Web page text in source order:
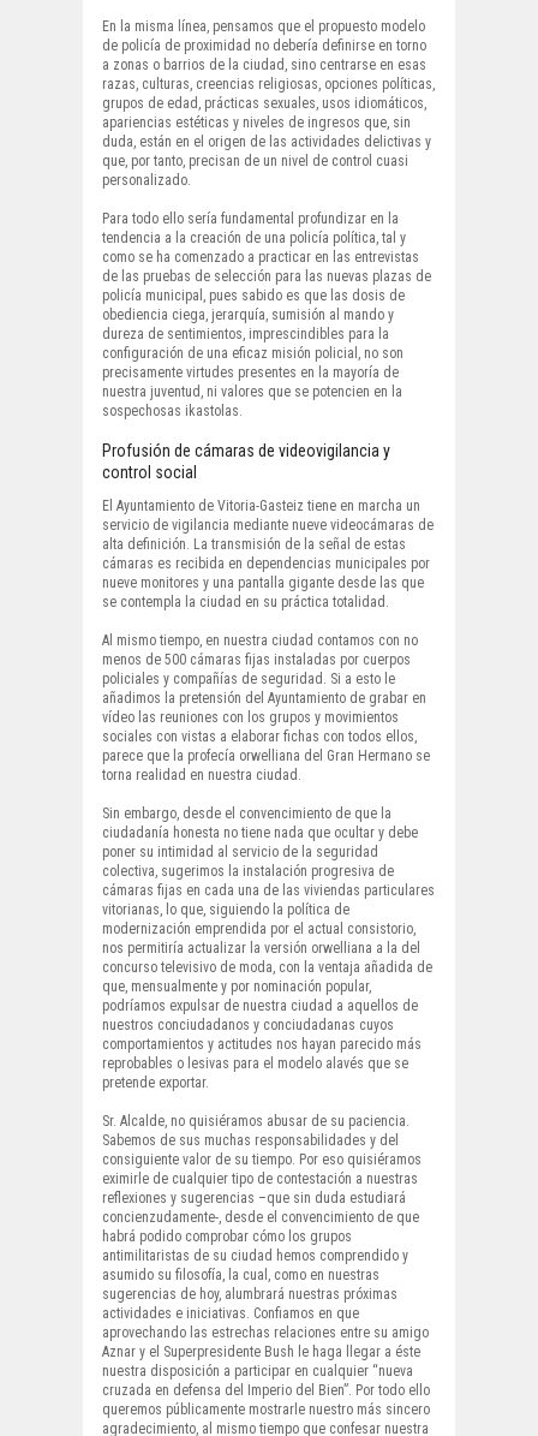
En la misma línea, pensamos que el propuesto modelo
de policía de proximidad no debería definirse en torno
a zonas o barrios de la ciudad, sino centrarse en esas
razas, culturas, creencias religiosas, opciones políticas,
grupos de edad, prácticas sexuales, usos idiomáticos,
apariencias estéticas y niveles de ingresos que, sin
duda, están en el origen de las actividades delictivas y
que, por tanto, precisan de un nivel de control cuasi
personalizado.
Para todo ello sería fundamental profundizar en la
tendencia a la creación de una policía política, tal y
como se ha comenzado a practicar en las entrevistas
de las pruebas de selección para las nuevas plazas de
policía municipal, pues sabido es que las dosis de
obediencia ciega, jerarquía, sumisión al mando y
dureza de sentimientos, imprescindibles para la
configuración de una eficaz misión policial, no son
precisamente virtudes presentes en la mayoría de
nuestra juventud, ni valores que se potencien en la
sospechosas ikastolas.
Profusión de cámaras de videovigilancia y
control social
El Ayuntamiento de Vitoria-Gasteiz tiene en marcha un
servicio de vigilancia mediante nueve videocámaras de
alta definición. La transmisión de la señal de estas
cámaras es recibida en dependencias municipales por
nueve monitores y una pantalla gigante desde las que
se contempla la ciudad en su práctica totalidad.
Al mismo tiempo, en nuestra ciudad contamos con no
menos de 500 cámaras fijas instaladas por cuerpos
policiales y compañías de seguridad. Si a esto le
añadimos la pretensión del Ayuntamiento de grabar en
vídeo las reuniones con los grupos y movimientos
sociales con vistas a elaborar fichas con todos ellos,
parece que la profecía orwelliana del Gran Hermano se
torna realidad en nuestra ciudad.
Sin embargo, desde el convencimiento de que la
ciudadanía honesta no tiene nada que ocultar y debe
poner su intimidad al servicio de la seguridad
colectiva, sugerimos la instalación progresiva de
cámaras fijas en cada una de las viviendas particulares
vitorianas, lo que, siguiendo la política de
modernización emprendida por el actual consistorio,
nos permitiría actualizar la versión orwelliana a la del
concurso televisivo de moda, con la ventaja añadida de
que, mensualmente y por nominación popular,
podríamos expulsar de nuestra ciudad a aquellos de
nuestros conciudadanos y conciudadanas cuyos
comportamientos y actitudes nos hayan parecido más
reprobables o lesivas para el modelo alavés que se
pretende exportar.
Sr. Alcalde, no quisiéramos abusar de su paciencia.
Sabemos de sus muchas responsabilidades y del
consiguiente valor de su tiempo. Por eso quisiéramos
eximirle de cualquier tipo de contestación a nuestras
reflexiones y sugerencias –que sin duda estudiará
concienzudamente-, desde el convencimiento de que
habrá podido comprobar cómo los grupos
antimilitaristas de su ciudad hemos comprendido y
asumido su filosofía, la cual, como en nuestras
sugerencias de hoy, alumbrará nuestras próximas
actividades e iniciativas. Confiamos en que
aprovechando las estrechas relaciones entre su amigo
Aznar y el Superpresidente Bush le haga llegar a éste
nuestra disposición a participar en cualquier “nueva
cruzada en defensa del Imperio del Bien”. Por todo ello
queremos públicamente mostrarle nuestro más sincero
agradecimiento, al mismo tiempo que confesar nuestra